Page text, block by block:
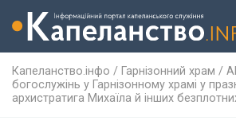
Капеланство.інфо / Гарнізонний храм /
богослужінь у Гарнізонному храмі у
архистратига Михаїла й інших